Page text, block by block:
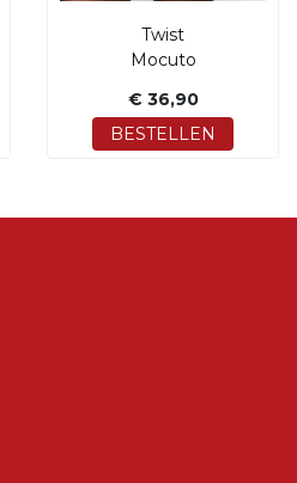
Twist
Mocuto
€ 36,90
BESTELLEN